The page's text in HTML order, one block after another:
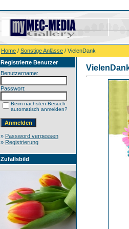
Home / Sonstige Anlässe / VielenDank
Registrierte Benutzer
Benutzername:
Passwort:
Beim nächsten Besuch
automatisch anmelden?
» Password vergessen
» Registrierung
Zufallsbild